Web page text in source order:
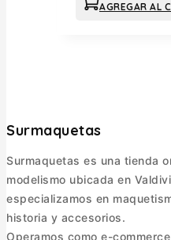
AGREGAR AL
Surmaquetas
Surmaquetas es una tienda
modelismo ubicada en
especializamos en
historia y accesorios.
Operamos como e-